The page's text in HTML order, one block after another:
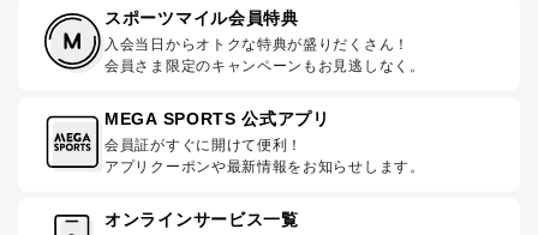
スポーツマイル会員特典
入会当日からオトクな特典が盛りだくさん！
会員さま限定のキャンペーンもお見逃しなく。
MEGA SPORTS 公式アプリ
会員証がすぐに開けて便利！
アプリクーポンや最新情報をお知らせします。
オンラインサービス一覧